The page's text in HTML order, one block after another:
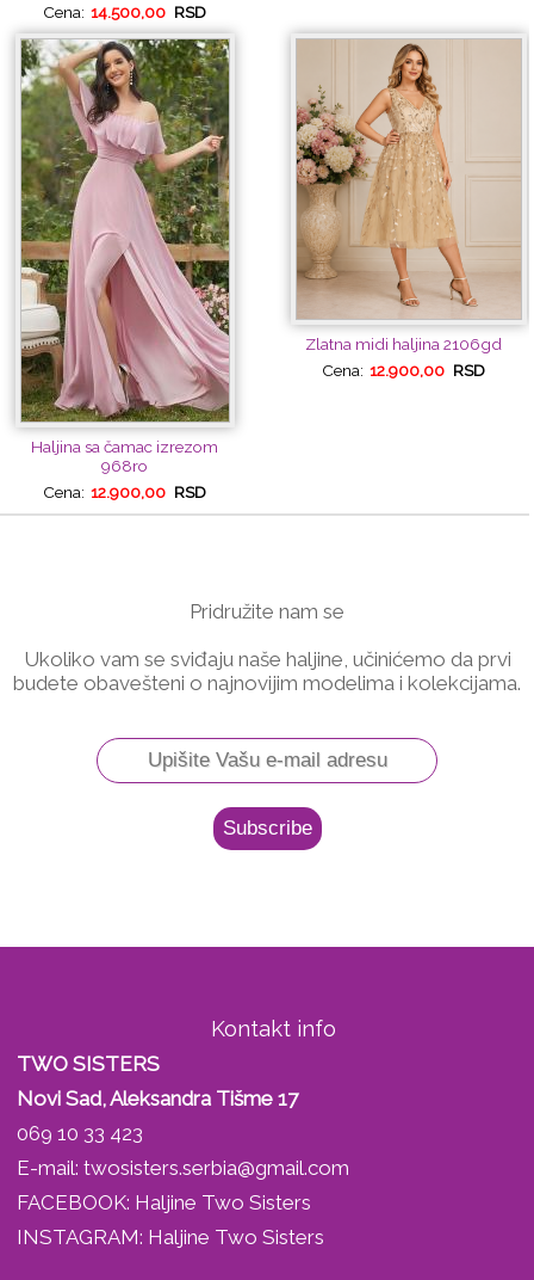
Cena: 14.500,00 RSD
Haljina sa čamac izrezom
968ro
Cena: 12.900,00 RSD
Zlatna midi haljina 2106gd
Cena: 12.900,00 RSD
Pridružite nam se
Ukoliko vam se sviđaju naše haljine, učinićemo da prvi
budete obavešteni o najnovijim modelima i kolekcijama.
Kontakt info
TWO SISTERS
Novi Sad, Aleksandra Tišme 17
069 10 33 423
E-mail:twosisters.serbia@gmail.com
FACEBOOK: Haljine Two Sisters
INSTAGRAM: Haljine Two Sisters